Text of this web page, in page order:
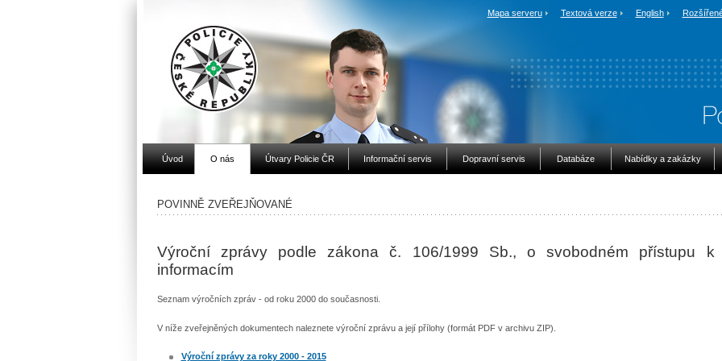
Mapa serveru Textová verze English
Úvod O nás Útvary Policie ČR Informační servis Dopravní servis Databáze Nabídky a zakázky
POVINNĚ ZVEŘEJŇOVANÉ
Výroční zprávy podle zákona č. 106/1999 Sb., o svobodném přístupu k
informacím
Seznam výročních zpráv - od roku 2000 do současnosti.
V níže zveřejněných dokumentech naleznete výroční zprávu a její přílohy (formát PDF v archivu ZIP).
Výroční zprávy za roky 2000 - 2015